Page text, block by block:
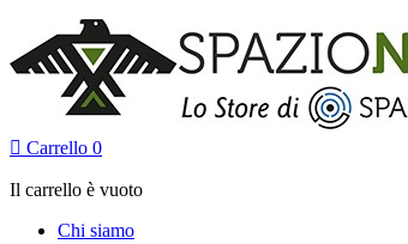
 Carrello 0
Il carrello è vuoto
Chi siamo